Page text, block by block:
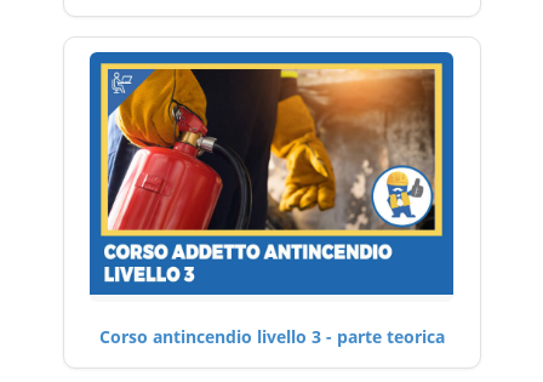
Corso antincendio livello 3 - parte teorica